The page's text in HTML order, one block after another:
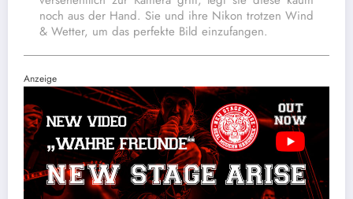
noch aus der Hand. Sie und ihre Nikon trotzen Wind
& Wetter, um das perfekte Bild einzufangen.
Anzeige